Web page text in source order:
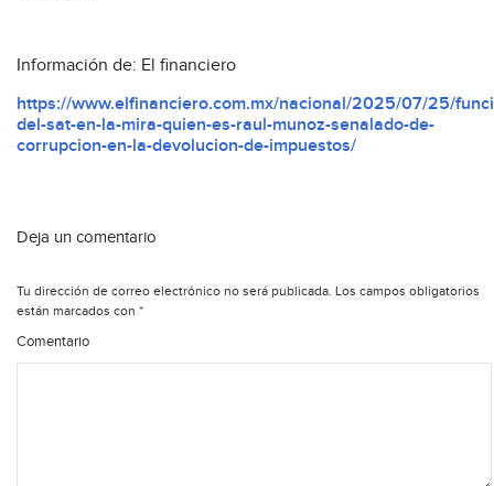
Información de: El financiero
https://www.elfinanciero.com.mx/nacional/2025/07/25/
del-sat-en-la-mira-quien-es-raul-munoz-senalado-de-
corrupcion-en-la-devolucion-de-impuestos/
Deja un comentario
Tu dirección de correo electrónico no será publicada. Los campos obligatorios
están marcados con *
Comentario